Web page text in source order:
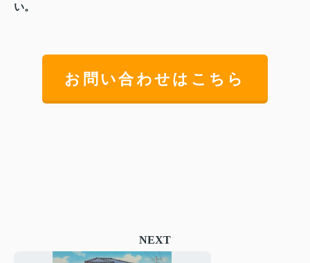
い。
お問い合わせはこちら
NEXT